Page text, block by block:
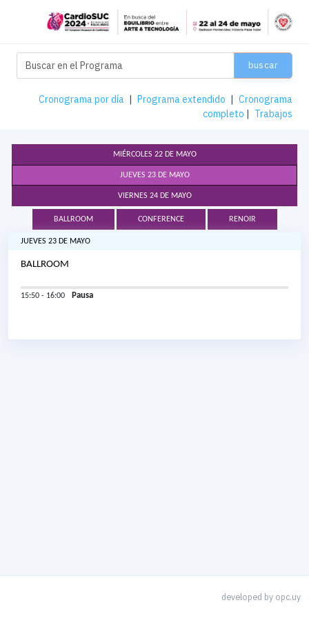
buscar
Cronograma por día | Programa extendido | Cronograma
completo | Trabajos
MIÉRCOLES 22 DE MAYO
JUEVES 23 DE MAYO
VIERNES 24 DE MAYO
BALLROOM CONFERENCE RENOIR
JUEVES 23 DE MAYO
BALLROOM
15:50 - 16:00 Pausa
developed by opc.uy